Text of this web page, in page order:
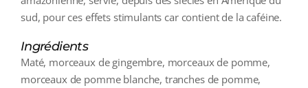
sud, pour ces effets stimulants car contient de la caféine.
Ingrédients
Maté, morceaux de gingembre, morceaux de pomme,
morceaux de pomme blanche, tranches de pomme,